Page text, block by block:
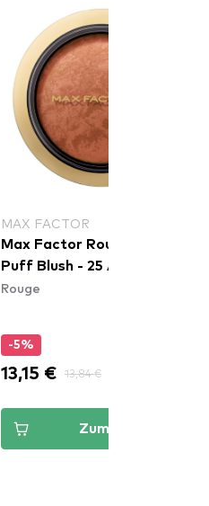
MAX FACTOR
Max Factor Rouge - Crème
Puff Blush - 25 Alluring Rose
Rouge
-5%
13,15 € 13,84 €
Zum Korb